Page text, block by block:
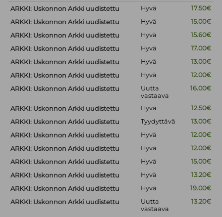
ARKKI: Uskonnon Arkki uudistettu
Hyvä
17.50€
ARKKI: Uskonnon Arkki uudistettu
Hyvä
15.00€
ARKKI: Uskonnon Arkki uudistettu
Hyvä
15.60€
ARKKI: Uskonnon Arkki uudistettu
Hyvä
17.00€
ARKKI: Uskonnon Arkki uudistettu
Hyvä
13.00€
ARKKI: Uskonnon Arkki uudistettu
Hyvä
12.00€
ARKKI: Uskonnon Arkki uudistettu
Uutta
vastaava
16.00€
ARKKI: Uskonnon Arkki uudistettu Hyvä
12.50€
ARKKI: Uskonnon Arkki uudistettu
Tyydyttävä
13.00€
ARKKI: Uskonnon Arkki uudistettu
Hyvä
12.00€
ARKKI: Uskonnon Arkki uudistettu
Hyvä
12.00€
ARKKI: Uskonnon Arkki uudistettu
Hyvä
15.00€
ARKKI: Uskonnon Arkki uudistettu
Hyvä
13.20€
ARKKI: Uskonnon Arkki uudistettu
Hyvä
19.00€
ARKKI: Uskonnon Arkki uudistettu
Uutta
vastaava
13.20€